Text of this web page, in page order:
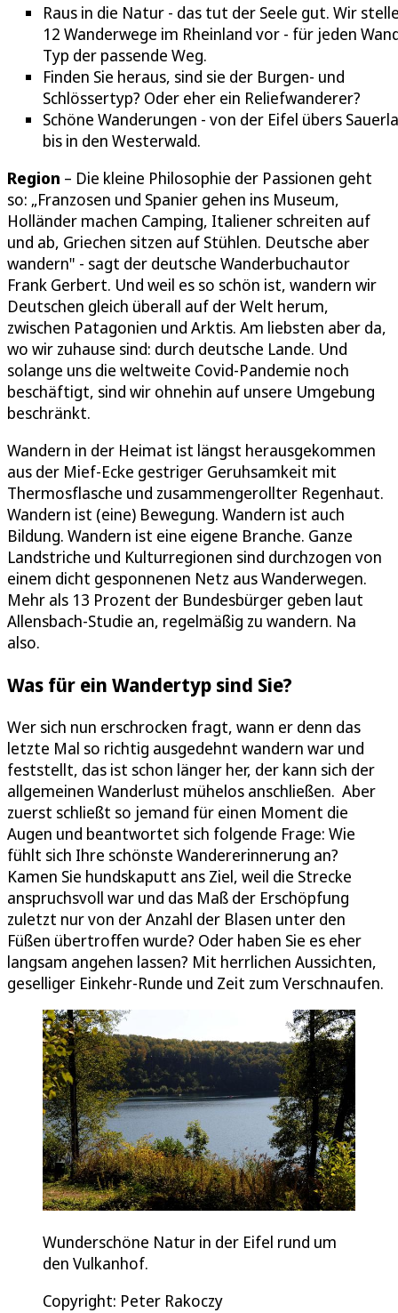
Raus in die Natur - das tut der Seele gut. Wir
12 Wanderwege im Rheinland vor - für jeden
Typ der passende Weg.
Finden Sie heraus, sind sie der Burgen- und
Schlössertyp? Oder eher ein Reliefwanderer?
Schöne Wanderungen - von der Eifel übers
bis in den Westerwald.
Region – Die kleine Philosophie der Passionen geht
so: „Franzosen und Spanier gehen ins Museum,
Holländer machen Camping, Italiener schreiten auf
und ab, Griechen sitzen auf Stühlen. Deutsche aber
wandern" - sagt der deutsche Wanderbuchautor
Frank Gerbert. Und weil es so schön ist, wandern wir
Deutschen gleich überall auf der Welt herum,
zwischen Patagonien und Arktis. Am liebsten aber da,
wo wir zuhause sind: durch deutsche Lande. Und
solange uns die weltweite Covid-Pandemie noch
beschäftigt, sind wir ohnehin auf unsere Umgebung
beschränkt.
Wandern in der Heimat ist längst herausgekommen
aus der Mief-Ecke gestriger Geruhsamkeit mit
Thermosflasche und zusammengerollter Regenhaut.
Wandern ist (eine) Bewegung. Wandern ist auch
Bildung. Wandern ist eine eigene Branche. Ganze
Landstriche und Kulturregionen sind durchzogen von
einem dicht gesponnenen Netz aus Wanderwegen.
Mehr als 13 Prozent der Bundesbürger geben laut
Allensbach-Studie an, regelmäßig zu wandern. Na
also.
Was für ein Wandertyp sind Sie?
Wer sich nun erschrocken fragt, wann er denn das
letzte Mal so richtig ausgedehnt wandern war und
feststellt, das ist schon länger her, der kann sich der
allgemeinen Wanderlust mühelos anschließen. Aber
zuerst schließt so jemand für einen Moment die
Augen und beantwortet sich folgende Frage: Wie
fühlt sich Ihre schönste Wandererinnerung an?
Kamen Sie hundskaputt ans Ziel, weil die Strecke
anspruchsvoll war und das Maß der Erschöpfung
zuletzt nur von der Anzahl der Blasen unter den
Füßen übertroffen wurde? Oder haben Sie es eher
langsam angehen lassen? Mit herrlichen Aussichten,
geselliger Einkehr-Runde und Zeit zum Verschnaufen.
Wunderschöne Natur in der Eifel rund um
den Vulkanhof.
Copyright: Peter Rakoczy